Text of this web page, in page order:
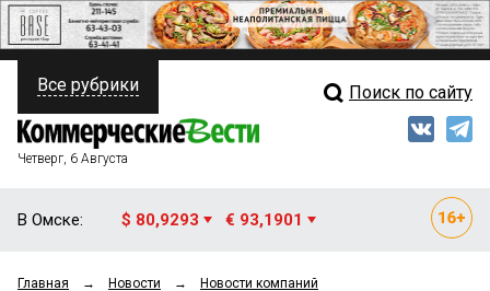
ПОЛИТИКА
ФИНАНСЫ
Свежий выпуск
Мнения
Все рубрики Поиск по сайту
Четверг, 6 Августа
В Омске: $ 80,9293 € 93,1901
Главная → Новости → Новости компаний